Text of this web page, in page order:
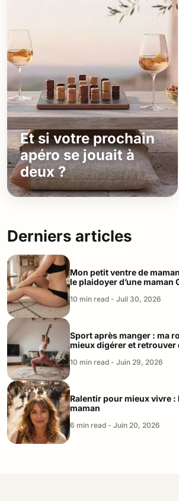
Et si votre prochain
apéro se jouait à
deux ?
Derniers articles
Mon petit ventre de
le plaidoyer d’une maman
10 min read - Juil 30, 2026
Sport après manger : ma
mieux digérer et retrouver
10 min read - Juin 29, 2026
Ralentir pour mieux vivre :
maman
6 min read - Juin 20, 2026